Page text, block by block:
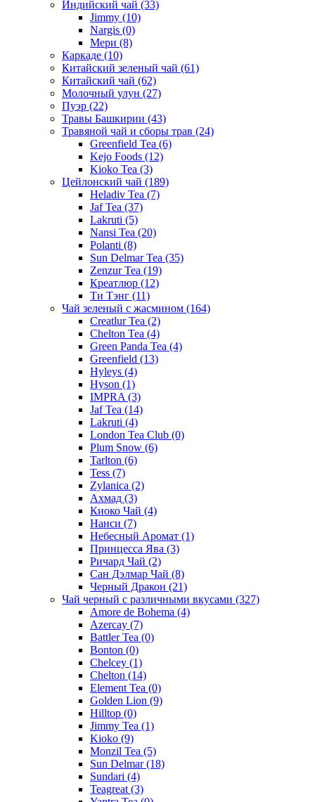
Индийский чай (33)
Jimmy (10)
Nargis (0)
Мери (8)
Каркаде (10)
Китайский зеленый чай (61)
Китайский чай (62)
Молочный улун (27)
Пуэр (22)
Травы Башкирии (43)
Травяной чай и сборы трав (24)
Greenfield Tea (6)
Kejo Foods (12)
Kioko Tea (3)
Цейлонский чай (189)
Heladiv Tea (7)
Jaf Tea (37)
Lakruti (5)
Nansi Tea (20)
Polanti (8)
Sun Delmar Tea (35)
Zenzur Tea (19)
Креатлюр (12)
Ти Тэнг (11)
Чай зеленый с жасмином (164)
Creatlur Tea (2)
Chelton Tea (4)
Green Panda Tea (4)
Greenfield (13)
Hyleys (4)
Hyson (1)
IMPRA (3)
Jaf Tea (14)
Lakruti (4)
London Tea Club (0)
Plum Snow (6)
Tarlton (6)
Tess (7)
Zylanica (2)
Ахмад (3)
Киоко Чай (4)
Нанси (7)
Небесный Аромат (1)
Принцесса Ява (3)
Ричард Чай (2)
Сан Дэлмар Чай (8)
Черный Дракон (21)
Чай черный с различными вкусами (327)
Amore de Bohema (4)
Azercay (7)
Battler Tea (0)
Bonton (0)
Chelcey (1)
Chelton (14)
Element Tea (0)
Golden Lion (9)
Hilltop (0)
Jimmy Tea (1)
Kioko (9)
Monzil Tea (5)
Sun Delmar(18)
Sundari (4)
Teagreat (3)